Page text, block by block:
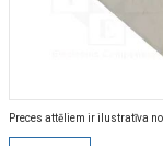
Preces attēliem ir ilustratīva